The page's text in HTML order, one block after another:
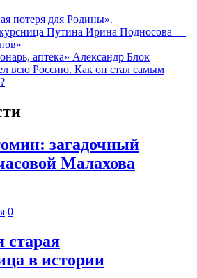
потеря для Родины».
Путина Ирина Подносова —
аптека» Александр Блок
всю Россию. Как он стал самым
загадочный
Малахова
0
старая
в истории